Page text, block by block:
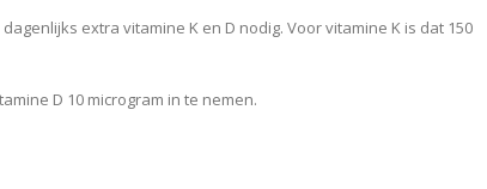
extra vitamine K en D nodig. Voor vitamine K is dat 150
D 10 microgram in te nemen.